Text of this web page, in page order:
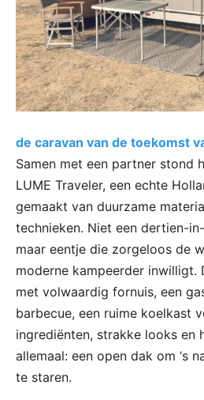
de caravan van de toekomst
Samen met een partner stond
LUME Traveler, een echte
gemaakt van duurzame
technieken. Niet een dertien-
maar eentje die zorgeloos de
moderne kampeerder inwilligt.
met volwaardig fornuis, een
barbecue, een ruime koelkast
ingrediënten, strakke looks en
allemaal: een open dak om ‘s
te staren.